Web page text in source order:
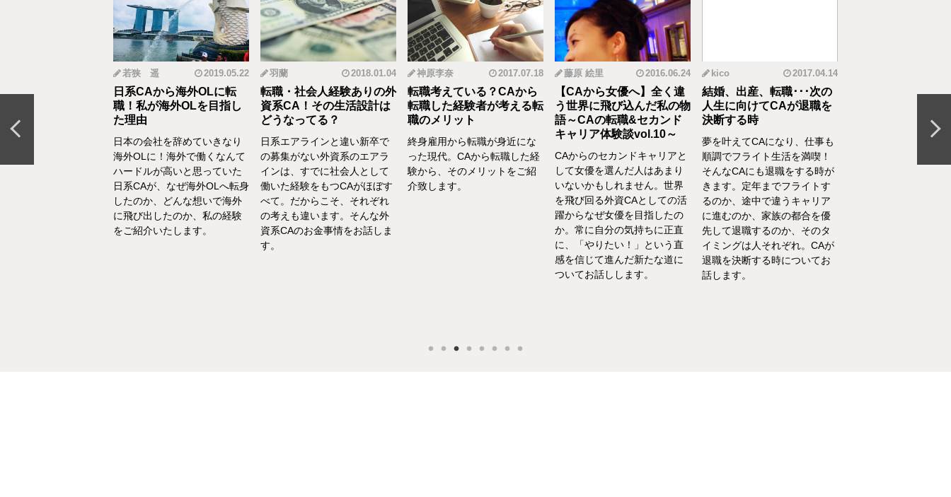
ら野菜ソムリエ
の転職＆セカン
ア体験談vol.13～
若狭 遥 2019.05.22
日系CAから海外OLに転
職！私が海外OLを目指し
た理由
日本の会社を辞めていきなり
海外OLに！海外で働くなんて
ハードルが高いと思っていた
日系CAが、なぜ海外OLへ転身
したのか、どんな想いで海外
に飛び出したのか、私の経験
をご紹介いたします。
羽蘭 2018.01.04
転職・社会人経験ありの外
資系CA！その生活設計は
どうなってる？
日系エアラインと違い新卒で
の募集がない外資系のエアラ
インは、すでに社会人として
働いた経験をもつCAがほぼす
べて。だからこそ、それぞれ
の考えも違います。そんな外
資系CAのお金事情をお話しま
す。
神原李奈 2017.07.18
転職考えている？CAから
転職した経験者が考える転
職のメリット
終身雇用から転職が身近にな
った現代。CAから転職した経
験から、そのメリットをご紹
介致します。
藤原 絵里 2016.06.24
【CAから女優へ】全く違
う世界に飛び込んだ私の物
語～CAの転職&セカンド
キャリア体験談vol.10～
CAからのセカンドキャリアと
して女優を選んだ人はあまり
いないかもしれません。世界
を飛び回る外資CAとしての活
躍からなぜ女優を目指したの
か。常に自分の気持ちに正直
に、「やりたい！」という直
感を信じて進んだ新たな道に
ついてお話しします。
kico 2017.04.14
結婚、出産、転職･･･次の
人生に向けてCAが退職を
決断する時
夢を叶えてCAになり、仕事も
順調でフライト生活を満喫！
そんなCAにも退職をする時が
きます。定年までフライトす
るのか、途中で違うキャリア
に進むのか、家族の都合を優
先して退職するのか、そのタ
イミングは人それぞれ。CAが
退職を決断する時についてお
話します。
元CAの育児論！離
間を持ちたいをCA